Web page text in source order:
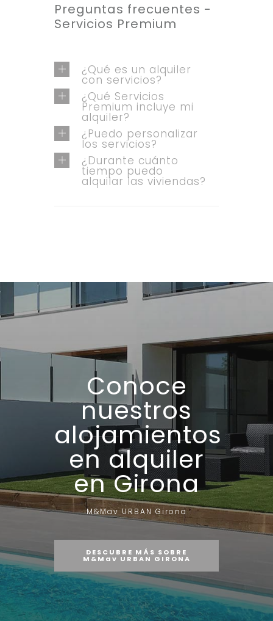
Preguntas frecuentes -
Servicios Premium
¿Qué es un alquiler
con servicios?
¿Qué Servicios
Premium incluye mi
alquiler?
¿Puedo personalizar
los servicios?
¿Durante cuánto
tiempo puedo
alquilar las viviendas?
Conoce
nuestros
alojamientos
en alquiler
en Girona
M&Mav URBAN Girona
DESCUBRE MÁS SOBRE
M&Mav URBAN GIRONA